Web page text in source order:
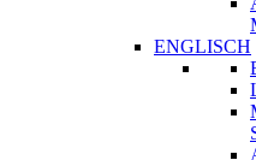
ENGLISCH